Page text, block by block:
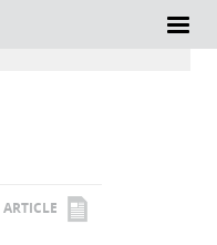
ARTICLE